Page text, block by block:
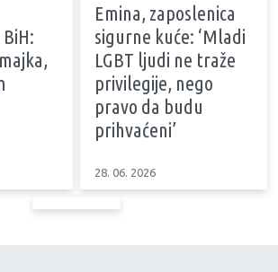
Emina, zaposlenica
sigurne kuće: ‘Mladi
LGBT ljudi ne traže
privilegije, nego
pravo da budu
prihvaćeni’
28. 06. 2026